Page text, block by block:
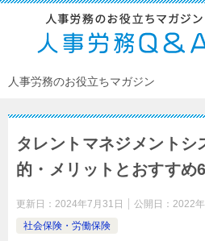
人事労務のお役立ちマガジン
タレントマネジメントシ
的・メリットとおすすめ
更新日： 2024年7月31日 公開日： 2022
社会保険・労働保険